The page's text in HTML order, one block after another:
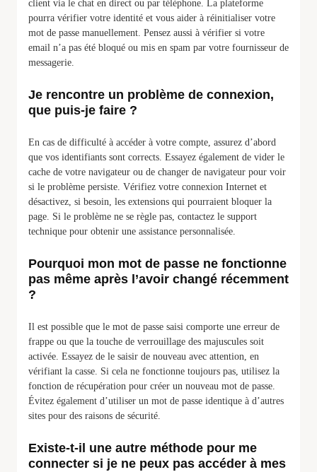
client via le chat en direct ou par téléphone. La plateforme
pourra vérifier votre identité et vous aider à réinitialiser votre
mot de passe manuellement. Pensez aussi à vérifier si votre
email n’a pas été bloqué ou mis en spam par votre fournisseur de
messagerie.
Je rencontre un problème de connexion,
que puis-je faire ?
En cas de difficulté à accéder à votre compte, assurez d’abord
que vos identifiants sont corrects. Essayez également de vider le
cache de votre navigateur ou de changer de navigateur pour voir
si le problème persiste. Vérifiez votre connexion Internet et
désactivez, si besoin, les extensions qui pourraient bloquer la
page. Si le problème ne se règle pas, contactez le support
technique pour obtenir une assistance personnalisée.
Pourquoi mon mot de passe ne fonctionne
pas même après l’avoir changé récemment
?
Il est possible que le mot de passe saisi comporte une erreur de
frappe ou que la touche de verrouillage des majuscules soit
activée. Essayez de le saisir de nouveau avec attention, en
vérifiant la casse. Si cela ne fonctionne toujours pas, utilisez la
fonction de récupération pour créer un nouveau mot de passe.
Évitez également d’utiliser un mot de passe identique à d’autres
sites pour des raisons de sécurité.
Existe-t-il une autre méthode pour me
connecter si je ne peux pas accéder à mes